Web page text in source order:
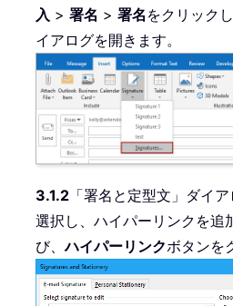
入 > 署名 > 署名 をクリック
イアログを開きます。
3.1.2 「署名と定型文」ダイ
選択し、ハイパーリンクを追
び、ハイパーリンクボタンを